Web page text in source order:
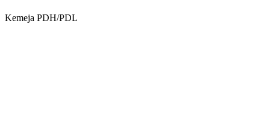
Kemeja PDH/PDL